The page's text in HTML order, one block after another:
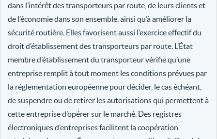
dans l’intérêt des transporteurs par route, de leurs clients et
de l’économie dans son ensemble, ainsi qu’à améliorer la
sécurité routière. Elles favorisent aussi l’exercice effectif du
droit d’établissement des transporteurs par route. L’État
membre d’établissement du transporteur vérifie qu’une
entreprise remplit à tout moment les conditions prévues par
la réglementation européenne pour décider, le cas échéant,
de suspendre ou de retirer les autorisations qui permettent à
cette entreprise d’opérer sur le marché. Des registres
électroniques d’entreprises facilitent la coopération